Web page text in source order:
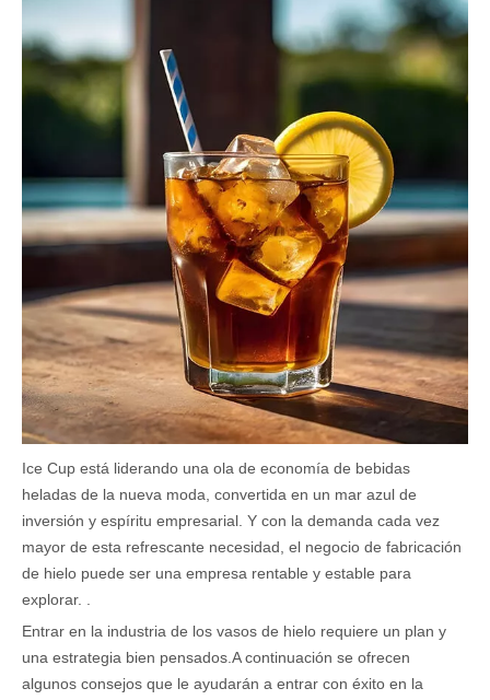
Ice Cup está liderando una ola de economía de bebidas
heladas de la nueva moda, convertida en un mar azul de
inversión y espíritu empresarial. Y con la demanda cada vez
mayor de esta refrescante necesidad, el negocio de fabricación
de hielo puede ser una empresa rentable y estable para
explorar. .
Entrar en la industria de los vasos de hielo requiere un plan y
una estrategia bien pensados.A continuación se ofrecen
algunos consejos que le ayudarán a entrar con éxito en la